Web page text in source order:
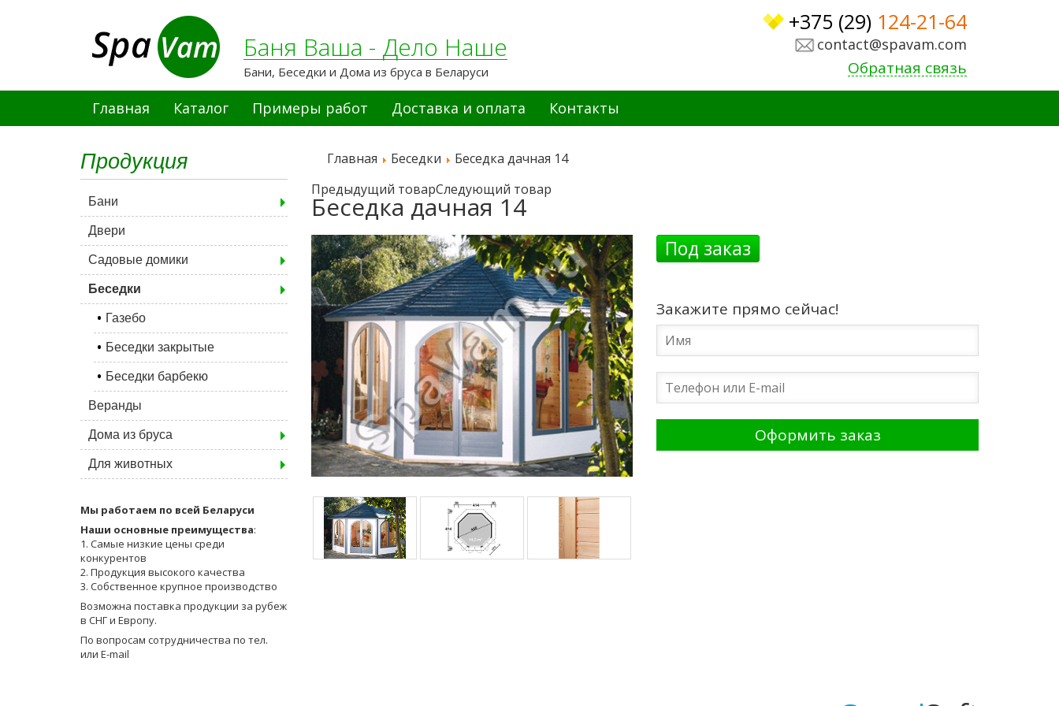
Баня Ваша - Дело Наше
Бани, Беседки и Дома из бруса в Беларуси
+375 (29) 124-21-64
contact@spavam.com
Обратная связь
Главная Каталог Примеры работ Доставка и оплата Контакты
Продукция
Бани
Двери
Садовые домики
Беседки
Газебо
Беседки закрытые
Беседки барбекю
Веранды
Дома из бруса
Для животных
Мы работаем по всей Беларуси
Наши основные преимущества:
1. Самые низкие цены среди
конкурентов
2. Продукция высокого качества
3. Собственное крупное производство
Возможна поставка продукции за рубеж
в СНГ и Европу.
По вопросам сотрудничества по тел.
или E-mail
Главная Беседки
Беседка дачная 14
Предыдущий товарСледующий товар
Беседка дачная 14
Под заказ
Закажите прямо сейчас!